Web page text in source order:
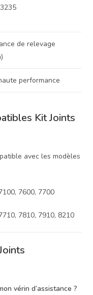
de relevage
performance
Kit Joints
avec les modèles
7600, 7700
7810, 7910, 8210
vérin d’assistance ?